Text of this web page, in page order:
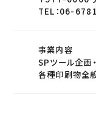
TEL：06-
事業内容
SPツール企画
各種印刷物全